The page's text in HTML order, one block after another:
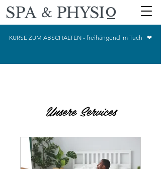
SPAPHYSIo
&
KURSE ZUM ABSCHALTEN - freihängend im Tuch ❤
Unsere Services